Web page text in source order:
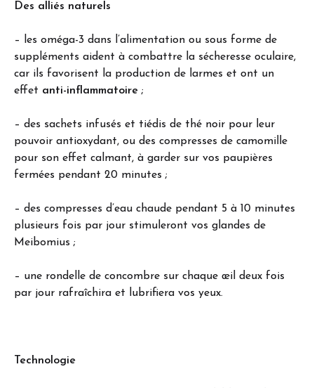
Des alliés naturels
– les oméga-3 dans l’alimentation ou sous forme de
suppléments aident à combattre la sécheresse oculaire,
car ils favorisent la production de larmes et ont un
effet anti-inflammatoire ;
– des sachets infusés et tiédis de thé noir pour leur
pouvoir antioxydant, ou des compresses de camomille
pour son effet calmant, à garder sur vos paupières
fermées pendant 20 minutes ;
– des compresses d’eau chaude pendant 5 à 10 minutes
plusieurs fois par jour stimuleront vos glandes de
Meibomius ;
– une rondelle de concombre sur chaque œil deux fois
par jour rafraîchira et lubrifiera vos yeux.
Technologie